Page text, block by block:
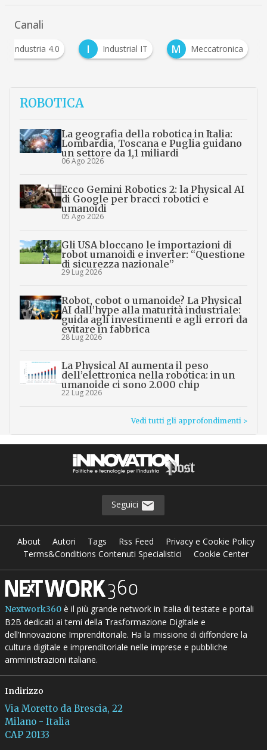
Canali
Industria 4.0 I Industrial IT M Meccatronica
ROBOTICA
La geografia della robotica in Italia:
Lombardia, Toscana e Puglia guidano
un settore da 1,1 miliardi
06 Ago 2026
Ecco Gemini Robotics 2: la Physical AI
di Google per bracci robotici e
umanoidi
05 Ago 2026
Gli USA bloccano le importazioni di
robot umanoidi e inverter: “Questione
di sicurezza nazionale”
29 Lug 2026
Robot, cobot o umanoide? La Physical
AI dall’hype alla maturità industriale:
guida agli investimenti e agli errori da
evitare in fabbrica
28 Lug 2026
La Physical AI aumenta il peso
dell’elettronica nella robotica: in un
umanoide ci sono 2.000 chip
22 Lug 2026
Vedi tutti gli approfondimenti >
Seguici
About Autori Tags Rss Feed
Privacy e Cookie Policy
Terms&Conditions Contenuti Specialistici
Cookie Center
Nextwork360è il più grande network in Italia di testate e portali
B2B dedicati ai temi della Trasformazione Digitale e
dell’Innovazione Imprenditoriale. Ha la missione di diffondere la
cultura digitale e imprenditoriale nelle imprese e pubbliche
amministrazioni italiane.
Indirizzo
Via Moretto da Brescia, 22
Milano - Italia
CAP 20133